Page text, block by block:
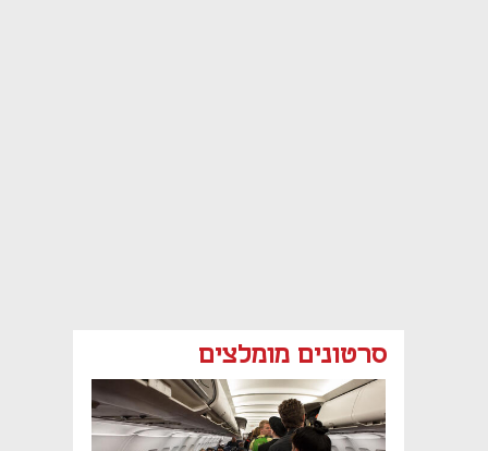
סרטונים מומלצים